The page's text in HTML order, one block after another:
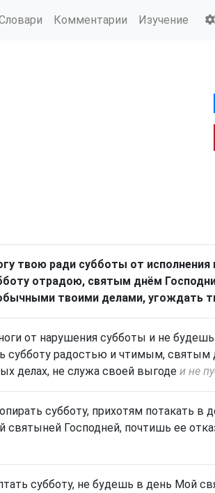
Комментарии Изучение
твою ради субботы от исполнения
отрадою, святым днём
твоими делами, угождать
от нарушения субботы и не
субботу радостью и чтимым, святым
делах, не служа своей выгоде и не
субботу, прихотям потакать в
святыней Господней, почтишь ее
субботу, не будешь в день Мой